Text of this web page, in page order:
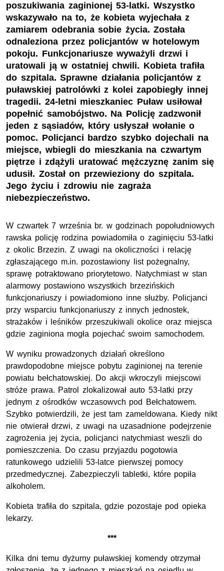
poszukiwania zaginionej 53-latki. Wszystko
wskazywało na to, że kobieta wyjechała z
zamiarem odebrania sobie życia. Została
odnaleziona przez policjantów w hotelowym
pokoju. Funkcjonariusze wyważyli drzwi i
uratowali ją w ostatniej chwili. Kobieta trafiła
do szpitala. Sprawne działania policjantów z
puławskiej patrolówki z kolei zapobiegły innej
tragedii. 24-letni mieszkaniec Puław usiłował
popełnić samobójstwo. Na Policję zadzwonił
jeden z sąsiadów, który usłyszał wołanie o
pomoc. Policjanci bardzo szybko dojechali na
miejsce, wbiegli do mieszkania na czwartym
piętrze i zdążyli uratować mężczyznę zanim się
udusił. Został on przewieziony do szpitala.
Jego życiu i zdrowiu nie zagraża
niebezpieczeństwo.
W czwartek 7 września br. w godzinach popołudniowych
rawska policję rodzina powiadomiła o zaginięciu 53-latki
z okolic Brzezin. Z uwagi na okoliczności i relację
zgłaszającego m.in. pozostawiony list pożegnalny,
sprawę potraktowano priorytetowo. Natychmiast w stan
alarmowy postawiono wszystkich brzezińskich
funkcjonariuszy i powiadomiono inne służby. Policjanci
przy wsparciu funkcjonariuszy z innych jednostek,
strażaków i leśników przeszukiwali okolice oraz miejsca
gdzie zaginiona mogła pojechać swoim samochodem.
W wyniku prowadzonych działań określono
prawdopodobne miejsce pobytu zaginionej na terenie
powiatu bełchatowskiej. Do akcji wkroczyli miejscowi
stróże prawa. Patrol zlokalizował auto 53-latki przy
jednym z ośrodków wczasowvch pod Bełchatowem.
Szybko potwierdzili, że jest tam zameldowana. Kiedy nikt
nie otwierał drzwi, z uwagi na uzasadnione podejrzenie
zagrożenia jej życia, policjanci natychmiast weszli do
pomieszczenia. Do czasu przyjazdu pogotowia
ratunkowego udzielili 53-latce pierwszej pomocy
przedmedycznej. Zabezpieczyli tabletki, które popiła
alkoholem.
Kobieta trafiła do szpitala, gdzie pozostaje pod opieka
lekarzy.
***
Kilka dni temu dyżurny puławskiej komendy otrzymał